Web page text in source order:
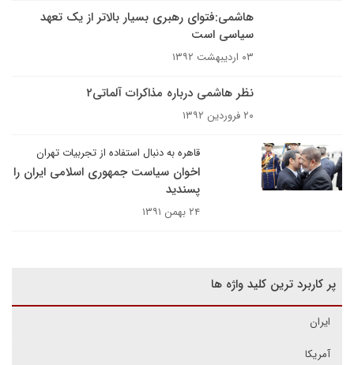
هاشمی:فتوای رهبری بسیار بالاتر از یک تعهد
سیاسی است
۰۳ اردیبهشت ۱۳۹۲
نظر هاشمی درباره مذاکرات آلماتی۲
۲۰ فروردین ۱۳۹۲
قاهره به دنبال استفاده از تجربیات تهران
اخوان سیاست جمهوری اسلامی ایران را
پسندید
۲۴ بهمن ۱۳۹۱
پر کاربرد ترین کلید واژه ها
ایران
آمریکا